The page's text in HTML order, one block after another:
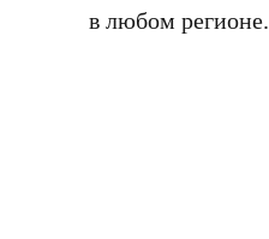
в любом регионе.